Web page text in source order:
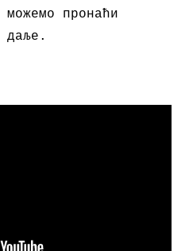
можемо пронаћи
даље.